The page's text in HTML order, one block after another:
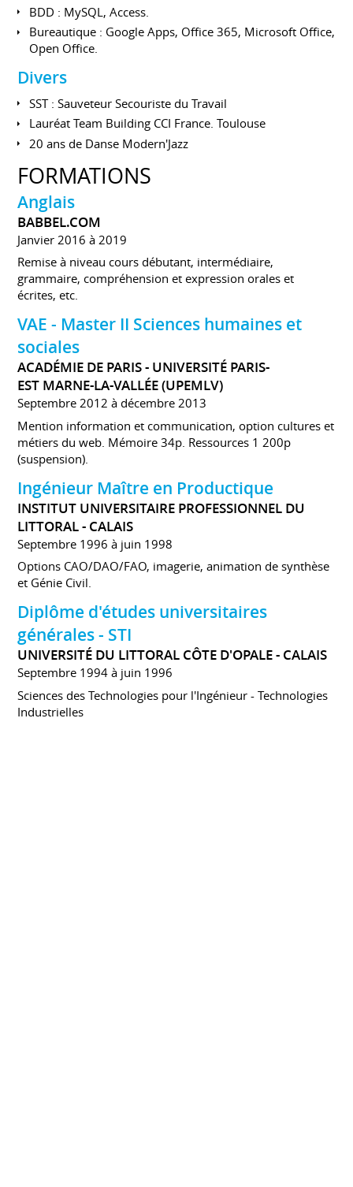
BDD : MySQL, Access.
Bureautique : Google Apps, Office 365, Microsoft Office,
Open Office.
Divers
SST : Sauveteur Secouriste du Travail
Lauréat Team Building CCI France. Toulouse
20 ans de Danse Modern'Jazz
FORMATIONS
Anglais
BABBEL.COM
Janvier 2016 à 2019
Remise à niveau cours débutant, intermédiaire,
grammaire, compréhension et expression orales et
écrites, etc.
VAE - Master II Sciences humaines et
sociales
ACADÉMIE DE PARIS - UNIVERSITÉ PARIS-
EST MARNE-LA-VALLÉE (UPEMLV)
Septembre 2012 à décembre 2013
Mention information et communication, option cultures et
métiers du web. Mémoire 34p. Ressources 1 200p
(suspension).
Ingénieur Maître en Productique
INSTITUT UNIVERSITAIRE PROFESSIONNEL DU
LITTORAL - CALAIS
Septembre 1996 à juin 1998
Options CAO/DAO/FAO, imagerie, animation de synthèse
et Génie Civil.
Diplôme d'études universitaires
générales - STI
UNIVERSITÉ DU LITTORAL CÔTE D'OPALE - CALAIS
Septembre 1994 à juin 1996
Sciences des Technologies pour l'Ingénieur - Technologies
Industrielles